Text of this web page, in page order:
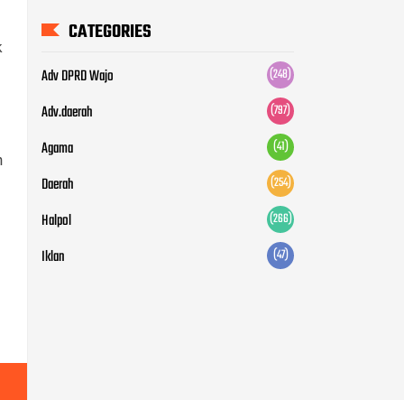
CATEGORIES
Adv DPRD Wajo (248)
Adv.daerah (797)
Agama (41)
Daerah (254)
Halpol (266)
Iklan (47)